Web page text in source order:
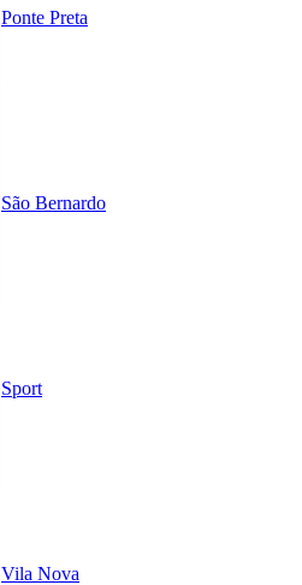
Ponte Preta
São Bernardo
Sport
Vila Nova